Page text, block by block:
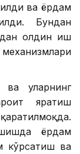
ва ёрдам
Бундан
олдин иш
ва уларнинг
яратиш
ёрдам
кўрсатиш ва